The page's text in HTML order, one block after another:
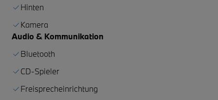
Hinten
Kamera
Audio & Kommunikation
Bluetooth
CD-Spieler
Freisprecheinrichtung